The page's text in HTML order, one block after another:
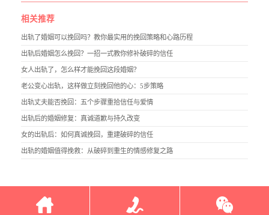
相关推荐
出轨了婚姻可以挽回吗？教你最实用的挽回策略和心路历程
出轨后婚姻怎么挽回？一招一式教你修补破碎的信任
女人出轨了，怎么样才能挽回这段婚姻？
老公变心出轨，这样做立刻挽回他的心：5步策略
出轨丈夫能否挽回：五个步骤重拾信任与爱情
出轨后的婚姻修复：真诚道歉与持久改变
女的出轨后：如何真诚挽回，重建破碎的信任
出轨的婚姻值得挽救：从破碎到重生的情感修复之路